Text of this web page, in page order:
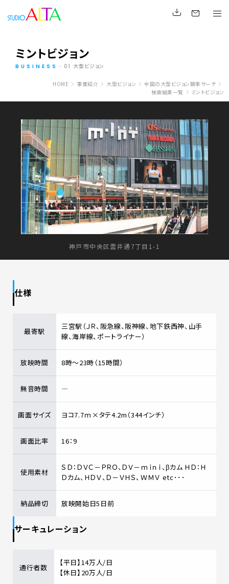
ミントビジョン
BUSINESS 01 大型ビジョン
HOME 事業紹介 大型ビジョン
全国の大型ビジョン簡単サーチ
検索結果一覧
ミントビジョン
神戸市中央区雲井通7丁目1-1
仕様
最寄駅
三宮駅（ＪＲ、阪急線、阪神線、地下鉄西神、山手
線、海岸線、ポートライナー）
放映時間 8時～23時（15時間）
無音時間 ―
画面サイズ ヨコ7.7ｍ×タテ4.2m（344インチ）
画面比率 16：9
使用素材
ＳＤ：ＤＶＣ－ＰＲＯ、ＤＶ－ｍｉｎｉ、βカム ＨＤ：Ｈ
Ｄカム、ＨＤＶ、Ｄ－ＶＨＳ、ＷＭＶ etc･･･
納品締切 放映開始日5日前
サーキュレーション
通行者数
【平日】14万人/日
【休日】20万人/日